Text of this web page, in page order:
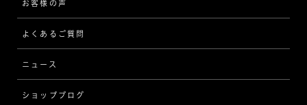
ストレート
ウェーブ
V字
ブレスレット
アフターサービス
MESSAGE IN DIAMOND
品質保証
ブライダルアイテム
お客様の声
よくあるご質問
ニュース
ショップブログ